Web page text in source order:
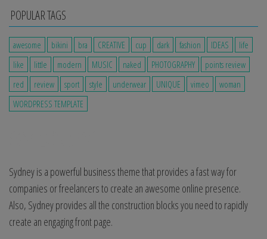
POPULAR TAGS
awesome bikini bra CREATIVE cup dark fashion IDEAS
life
like
little modern MUSIC naked PHOTOGRAPHY
points review
red
review sport style underwear UNIQUE vimeo
woman
WORDPRESS TEMPLATE
Sydney is a powerful business theme that provides a fast way for
companies or freelancers to create an awesome online presence.
Also, Sydney provides all the construction blocks you need to rapidly
create an engaging front page.